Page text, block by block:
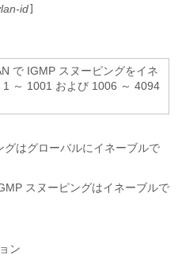
id
で IGMP スヌーピングをイネ
～ 1001 および 1006 ～ 4094
グはグローバルにイネーブルで
スヌーピングはイネーブルで
ン